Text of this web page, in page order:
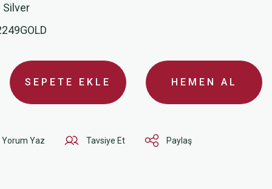
Silver
SEPETE EKLE HEMEN AL
Yorum Yaz Tavsiye Et Paylaş